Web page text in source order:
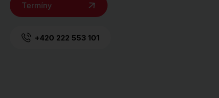
Termíny
+420 222 553 101